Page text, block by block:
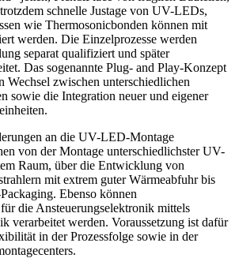
schnelle Justage von UV-LEDs,
wie Thermosonicbonden können mit
werden. Die Einzelprozesse werden
separat qualifiziert und später
Das sogenannte Plug- and Play-Konzept
Wechsel zwischen unterschiedlichen
sowie die Integration neuer und eigener
an die UV-LED-Montage
von der Montage unterschiedlichster UV-
Raum, über die Entwicklung von
mit extrem guter Wärmeabfuhr bis
Ebenso können
die Ansteuerungselektronik mittels
verarbeitet werden. Voraussetzung ist dafür
in der Prozessfolge sowie in der